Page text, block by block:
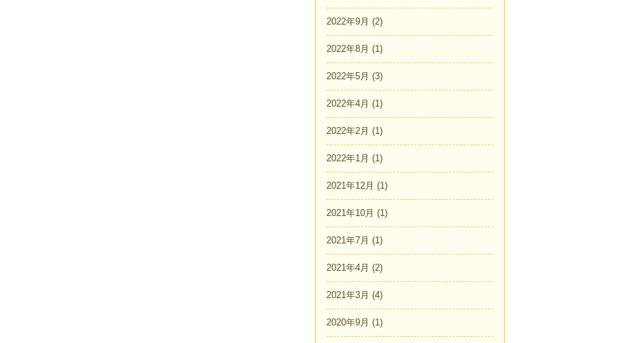
2022年9月 (2)
2022年8月 (1)
2022年5月 (3)
2022年4月 (1)
2022年2月 (1)
2022年1月 (1)
2021年12月 (1)
2021年10月 (1)
2021年7月 (1)
2021年4月 (2)
2021年3月 (4)
2020年9月 (1)